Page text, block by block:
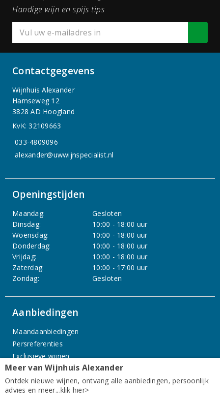
Handige wijn en spijs tips
Contactgegevens
Wijnhuis Alexander
Hamseweg 12
3828 AD Hoogland
KvK: 32109663
033-4809096
alexander@uwwijnspecialist.nl
Openingstijden
Maandag:
Gesloten
Dinsdag:
10:00 - 18:00 uur
Woensdag:
10:00 - 18:00 uur
Donderdag:
10:00 - 18:00 uur
Vrijdag:
10:00 - 18:00 uur
Zaterdag:
10:00 - 17:00 uur
Zondag:
Gesloten
Aanbiedingen
Maandaanbiedingen
Persreferenties
Exclusieve wijnen
Assortiment
Meer van Wijnhuis Alexander
Ontdek nieuwe wijnen, ontvang alle aanbiedingen, persoonlijk
advies en meer...klik hier>